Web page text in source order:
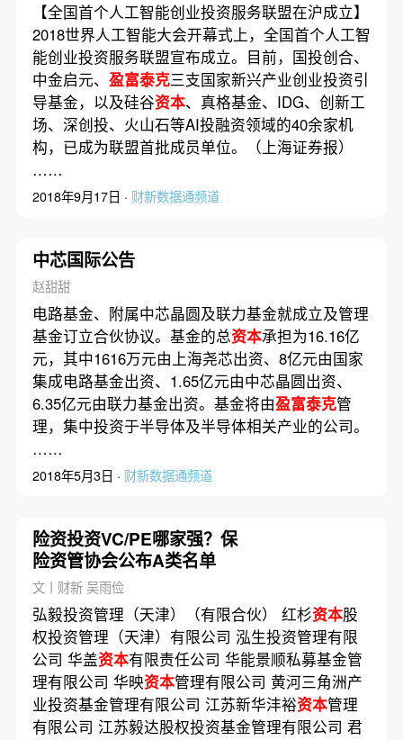
【全国首个人工智能创业投资服务联盟在沪成立】
2018世界人工智能大会开幕式上，全国首个人工智
能创业投资服务联盟宣布成立。目前，国投创合、
中金启元、 盈富泰克三支国家新兴产业创业投资引
导基金，以及硅谷资本、真格基金、IDG、创新工
场、深创投、火山石等AI投融资领域的40余家机
构，已成为联盟首批成员单位。（上海证券报）
……
2018年9月17日 · 财新数据通频道
中芯国际公告
赵甜甜
电路基金、附属中芯晶圆及联力基金就成立及管理
基金订立合伙协议。基金的总资本承担为16.16亿
元，其中1616万元由上海尧芯出资、8亿元由国家
集成电路基金出资、1.65亿元由中芯晶圆出资、
6.35亿元由联力基金出资。基金将由盈富泰克管
理，集中投资于半导体及半导体相关产业的公司。
……
2018年5月3日 · 财新数据通频道
险资投资VC/PE哪家强？保
险资管协会公布A类名单
文丨财新 吴雨俭
弘毅投资管理（天津）（有限合伙） 红杉资本股
权投资管理（天津）有限公司 泓生投资管理有限
公司 华盖资本有限责任公司 华能景顺私募基金管
理有限公司 华映资本管理有限公司 黄河三角洲产
业投资基金管理有限公司 江苏新华沣裕资本管理
有限公司 江苏毅达股权投资基金管理有限公司 君